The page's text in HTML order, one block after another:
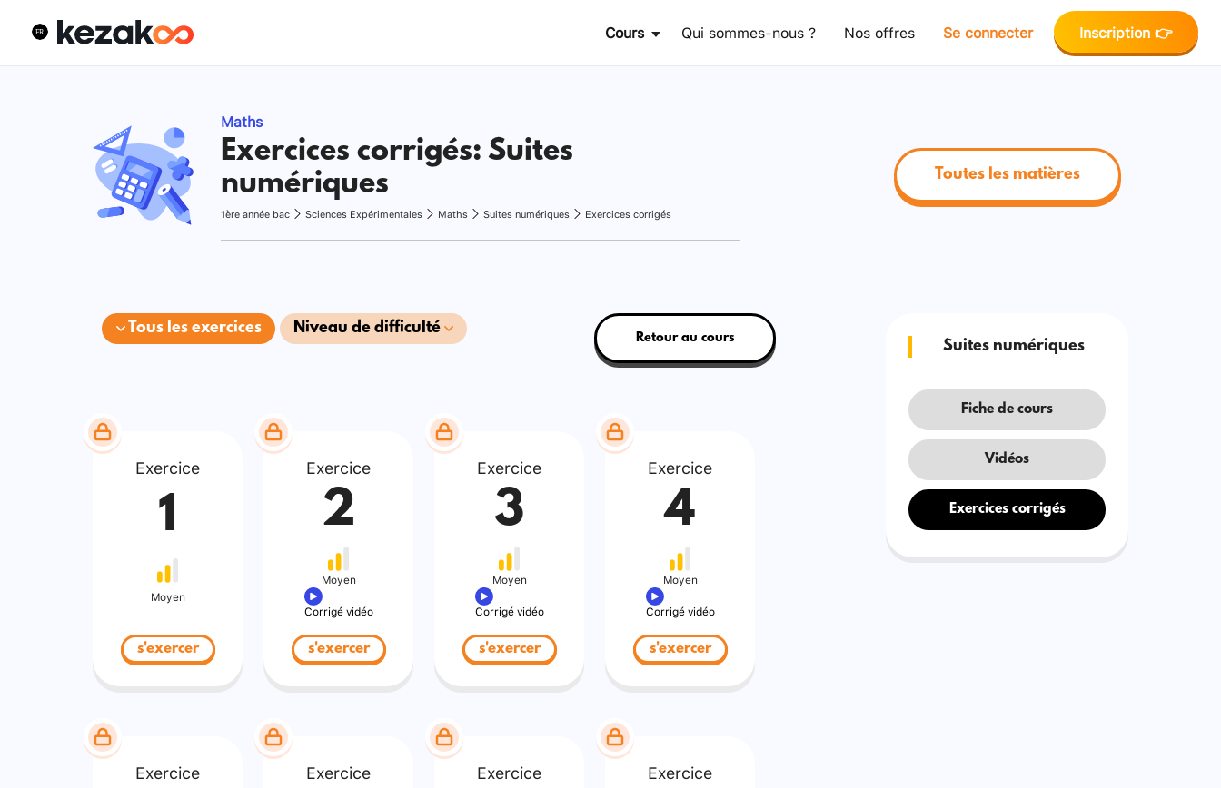
Cours Qui sommes-nous ? Nos offres Se connecter Inscription 👉
Maths
Exercices corrigés: Suites
numériques
1ère année bac Sciences Expérimentales Maths Suites numériques Exercices corrigés
Toutes les matières
Tous les exercices Niveau de difficulté
Retour au cours
Exercice
1
Moyen
s'exercer
Exercice
2
Moyen
Corrigé vidéo
s'exercer
Exercice
3
Moyen
Corrigé vidéo
s'exercer
Exercice
4
Moyen
Corrigé vidéo
s'exercer
Exercice Exercice Exercice Exercice
Suites numériques
Fiche de cours
Vidéos
Exercices corrigés